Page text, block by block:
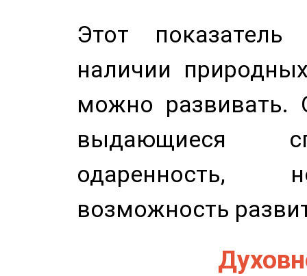
Этот показатель
наличии
можно развивать.
выдающиеся
одаренность,
возможность